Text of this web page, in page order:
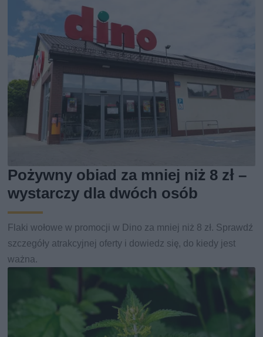
Pożywny obiad za mniej niż 8 zł –
wystarczy dla dwóch osób
Flaki wołowe w promocji w Dino za mniej niż 8 zł. Sprawdź
szczegóły atrakcyjnej oferty i dowiedz się, do kiedy jest
ważna.